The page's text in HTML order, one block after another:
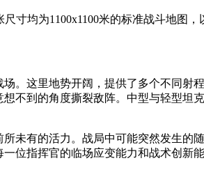
寸均为1100x1100米的标准战斗地
。这里地势开阔，提供了多个不同
不到的角度撕裂敌阵。中型与轻型
未有的活力。战局中可能突然发生
位指挥官的临场应变能力和战术创